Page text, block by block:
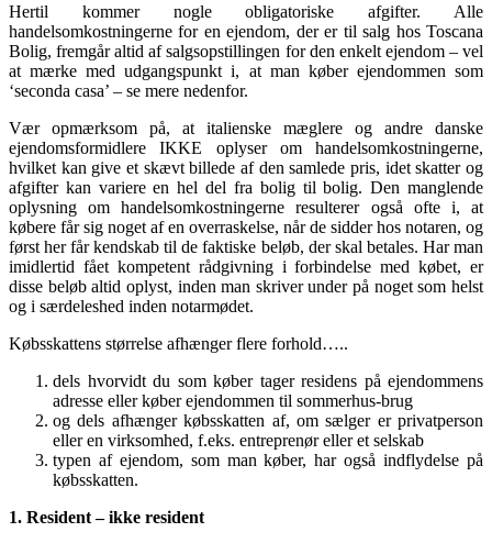
Hertil kommer nogle obligatoriske afgifter. Alle
handelsomkostningerne for en ejendom, der er til salg hos Toscana
Bolig, fremgår altid af salgsopstillingen for den enkelt ejendom – vel
at mærke med udgangspunkt i, at man køber ejendommen som
‘seconda casa’ – se mere nedenfor.
Vær opmærksom på, at italienske mæglere og andre danske
ejendomsformidlere IKKE oplyser om handelsomkostningerne,
hvilket kan give et skævt billede af den samlede pris, idet skatter og
afgifter kan variere en hel del fra bolig til bolig. Den manglende
oplysning om handelsomkostningerne resulterer også ofte i, at
købere får sig noget af en overraskelse, når de sidder hos notaren, og
først her får kendskab til de faktiske beløb, der skal betales. Har man
imidlertid fået kompetent rådgivning i forbindelse med købet, er
disse beløb altid oplyst, inden man skriver under på noget som helst
og i særdeleshed inden notarmødet.
Købsskattens størrelse afhænger flere forhold…..
dels hvorvidt du som køber tager residens på ejendommens
adresse eller køber ejendommen til sommerhus-brug
og dels afhænger købsskatten af, om sælger er privatperson
eller en virksomhed, f.eks. entreprenør eller et selskab
typen af ejendom, som man køber, har også indflydelse på
købsskatten.
1. Resident – ikke resident